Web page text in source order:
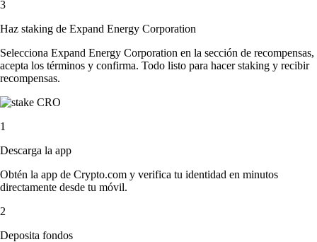
3
Haz staking de Expand Energy Corporation
Selecciona Expand Energy Corporation en la sección de recompensas,
acepta los términos y confirma. Todo listo para hacer staking y recibir
recompensas.
1
Descarga la app
Obtén la app de Crypto.com y verifica tu identidad en minutos
directamente desde tu móvil.
2
Deposita fondos